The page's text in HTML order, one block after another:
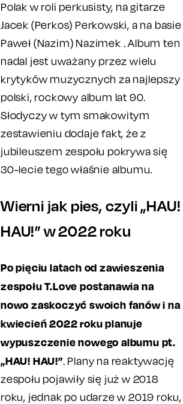
Polak w roli perkusisty, na gitarze
Jacek (Perkos) Perkowski, a na basie
Paweł (Nazim) Nazimek . Album ten
nadal jest uważany przez wielu
krytyków muzycznych za najlepszy
polski, rockowy album lat 90.
Słodyczy w tym smakowitym
zestawieniu dodaje fakt, że z
jubileuszem zespołu pokrywa się
30-lecie tego właśnie albumu.
Wierni jak pies, czyli „HAU!
HAU!” w 2022 roku
Po pięciu latach od zawieszenia
zespołu T.Love postanawia na
nowo zaskoczyć swoich fanów i na
kwiecień 2022 roku planuje
wypuszczenie nowego albumu pt.
„HAU! HAU!”. Plany na reaktywację
zespołu pojawiły się już w 2018
roku, jednak po udarze w 2019 roku,